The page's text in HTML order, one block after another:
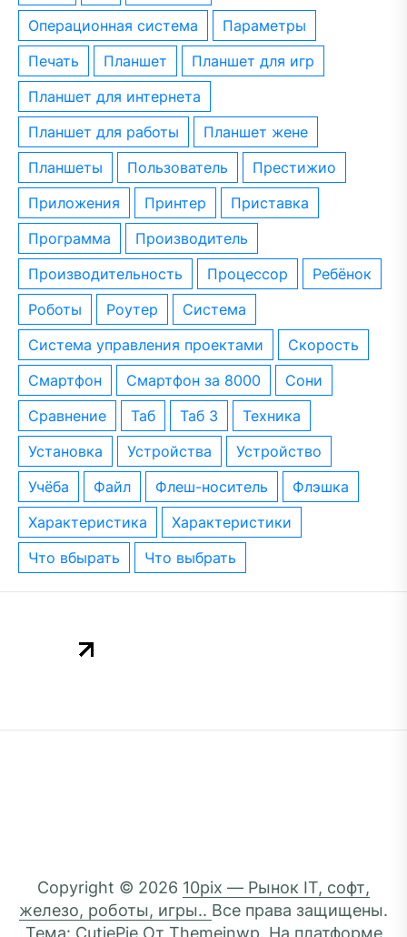
операционная система
параметры
печать
планшет
планшет для игр
планшет для интернета
планшет для работы
планшет жене
планшеты
пользователь
престижио
приложения
принтер
приставка
программа
производитель
производительность
процессор
ребёнок
роботы
роутер
система
система управления проектами
скорость
смартфон
смартфон за 8000
сони
сравнение
таб таб 3
техника
установка
устройства
устройство
учёба
файл флеш-носитель
флэшка
характеристика
характеристики
что вбырать
что выбрать
Copyright © 2026 10pix — Рынок IT, софт,
железо, роботы, игры.. Все права защищены.
Тема: CutiePie От Themeinwp. На платформе